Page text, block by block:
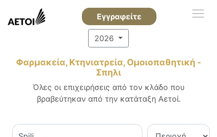
Εγγραφείτε
2026
Φαρμακεία, Κτηνιατρεία, Ομοιοπαθητική -
Σπηλι
Όλες οι επιχειρήσεις από τον κλάδο που
βραβεύτηκαν από την κατάταξη Αετοί.